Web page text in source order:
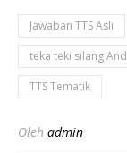
Jawaban TTS Asli
teka teki silang
TTS Tematik
Oleh admin